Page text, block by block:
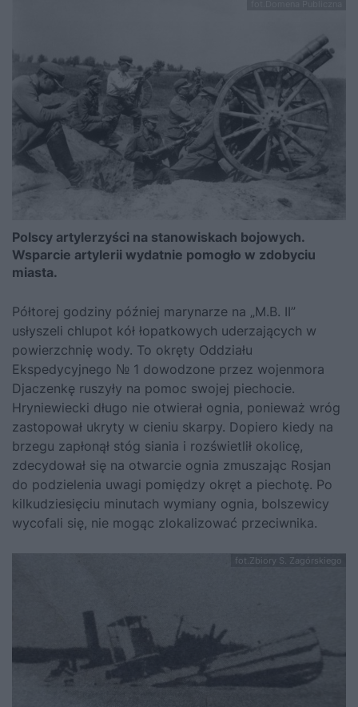
Polscy artylerzyści na stanowiskach bojowych.
Wsparcie artylerii wydatnie pomogło w zdobyciu
miasta.
Półtorej godziny później marynarze na „M.B. II”
usłyszeli chlupot kół łopatkowych uderzających w
powierzchnię wody. To okręty Oddziału
Ekspedycyjnego № 1 dowodzone przez wojenmora
Djaczenkę ruszyły na pomoc swojej piechocie.
Hryniewiecki długo nie otwierał ognia, ponieważ wróg
zastopował ukryty w cieniu skarpy. Dopiero kiedy na
brzegu zapłonął stóg siania i rozświetlił okolicę,
zdecydował się na otwarcie ognia zmuszając Rosjan
do podzielenia uwagi pomiędzy okręt a piechotę. Po
kilkudziesięciu minutach wymiany ognia, bolszewicy
wycofali się, nie mogąc zlokalizować przeciwnika.
fot.Zbiory S. Zagórskiego